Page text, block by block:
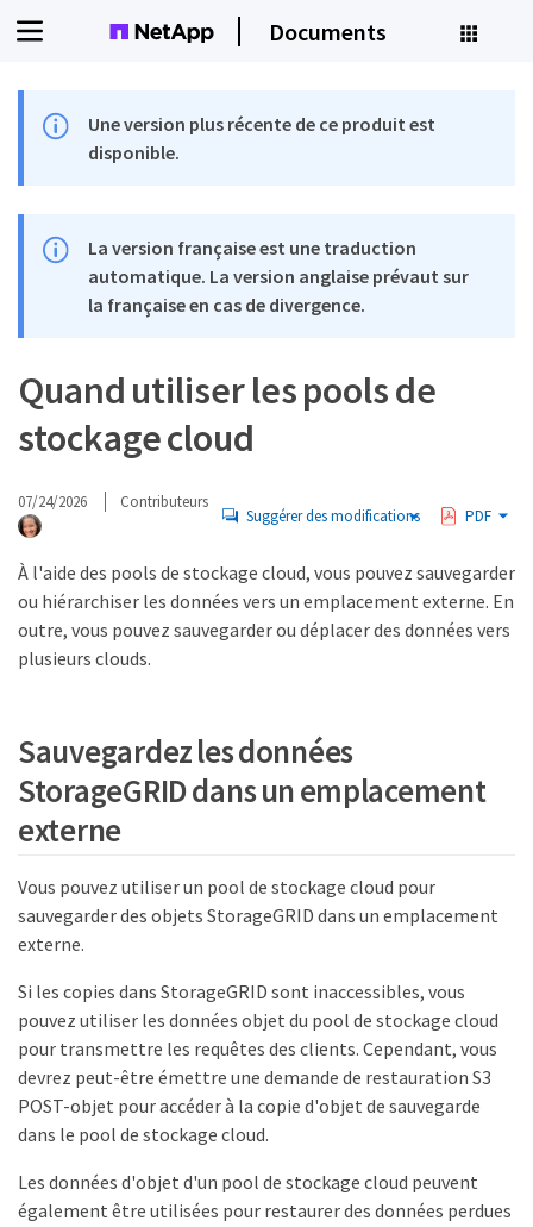
Documents
Une version plus récente de ce produit est
disponible.
La version française est une traduction
automatique. La version anglaise prévaut sur
la française en cas de divergence.
Quand utiliser les pools de
stockage cloud
07/24/2026 Contributeurs
Suggérer des modifications PDF
À l'aide des pools de stockage cloud, vous pouvez sauvegarder
ou hiérarchiser les données vers un emplacement externe. En
outre, vous pouvez sauvegarder ou déplacer des données vers
plusieurs clouds.
Sauvegardez les données
StorageGRID dans un emplacement
externe
Vous pouvez utiliser un pool de stockage cloud pour
sauvegarder des objets StorageGRID dans un emplacement
externe.
Si les copies dans StorageGRID sont inaccessibles, vous
pouvez utiliser les données objet du pool de stockage cloud
pour transmettre les requêtes des clients. Cependant, vous
devrez peut-être émettre une demande de restauration S3
POST-objet pour accéder à la copie d'objet de sauvegarde
dans le pool de stockage cloud.
Les données d'objet d'un pool de stockage cloud peuvent
également être utilisées pour restaurer des données perdues